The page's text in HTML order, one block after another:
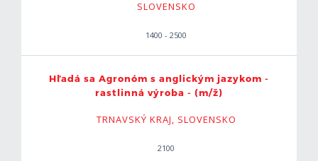
SLOVENSKO
1400 - 2500
Hľadá sa Agronóm s anglickým jazykom -
rastlinná výroba - (m/ž)
TRNAVSKÝ KRAJ, SLOVENSKO
2100